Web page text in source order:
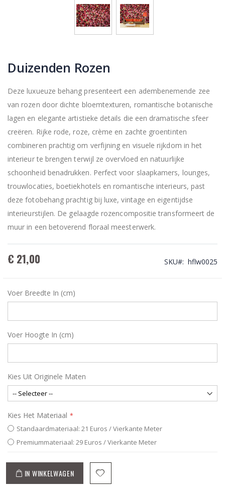
Duizenden Rozen
Deze luxueuze behang presenteert een adembenemende zee
van rozen door dichte bloemtexturen, romantische botanische
lagen en elegante artistieke details die een dramatische sfeer
creëren. Rijke rode, roze, crème en zachte groentinten
combineren prachtig om verfijning en visuele rijkdom in het
interieur te brengen terwijl ze overvloed en natuurlijke
schoonheid benadrukken. Perfect voor slaapkamers, lounges,
trouwlocaties, boetiekhotels en romantische interieurs, past
deze fotobehang prachtig bij luxe, vintage en eigentijdse
interieurstijlen. De gelaagde rozencompositie transformeert de
muur in een betoverend floraal meesterwerk.
€ 21,00 SKU hflw0025
Voer Breedte In (cm)
Voer Hoogte In (cm)
Kies Uit Originele Maten
Kies Het Materiaal
Standaardmateriaal: 21 Euros / Vierkante Meter
Premiummateriaal: 29 Euros / Vierkante Meter
IN WINKELWAGEN